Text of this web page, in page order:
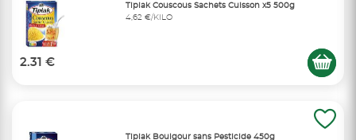
Tipiak Couscous Sachets Cuisson x5 500g
4,62 €/KILO
2.31 €
Tipiak Boulgour sans Pesticide 450g